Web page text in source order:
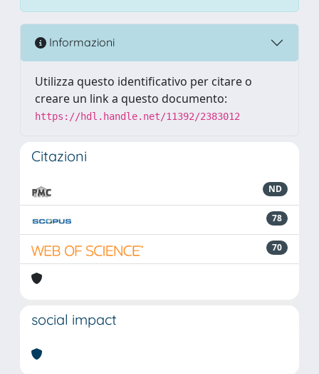
Informazioni
Utilizza questo identificativo per citare o
creare un link a questo documento:
https://hdl.handle.net/11392/2383012
Citazioni
ND
78
70
social impact